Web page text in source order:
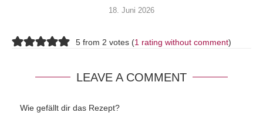
18. Juni 2026
5 from 2 votes (1 rating without comment)
LEAVE A COMMENT
Wie gefällt dir das Rezept?